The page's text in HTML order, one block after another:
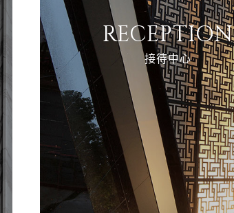
RECEPTION
接待中心